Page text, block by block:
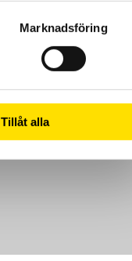
Marknadsföring
Tillåt allaOm Oss